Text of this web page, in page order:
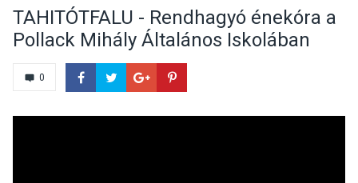
TAHITÓTFALU - Rendhagyó énekóra a
Pollack Mihály Általános Iskolában
0